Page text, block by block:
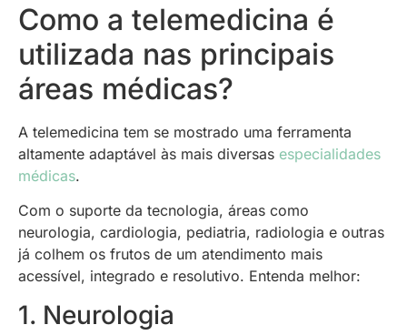
Como a telemedicina é
utilizada nas principais
áreas médicas?
A telemedicina tem se mostrado uma ferramenta
altamente adaptável às mais diversas especialidades
médicas.
Com o suporte da tecnologia, áreas como
neurologia, cardiologia, pediatria, radiologia e outras
já colhem os frutos de um atendimento mais
acessível, integrado e resolutivo. Entenda melhor:
1. Neurologia